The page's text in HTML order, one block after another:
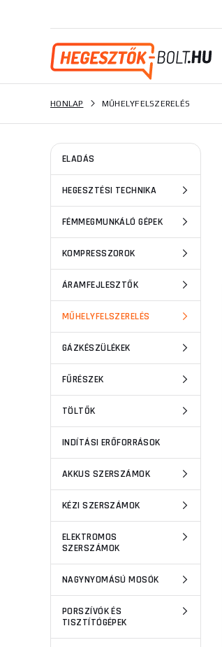
ELADÁS
HEGESZTÉSI TECHNIKA
FÉMMEGMUNKÁLÓ GÉPEK
KOMPRESSZOROK
ÁRAMFEJLESZTŐK
MŰHELYFELSZERELÉS
GÁZKÉSZÜLÉKEK
FŰRÉSZEK
TÖLTŐK
INDÍTÁSI ERŐFORRÁSOK
AKKUS SZERSZÁMOK
KÉZI SZERSZÁMOK
ELEKTROMOS
SZERSZÁMOK
NAGYNYOMÁSÚ MOSÓK
PORSZÍVÓK ÉS
TISZTÍTÓGÉPEK
HONLAP MŰHELYFELSZERELÉS